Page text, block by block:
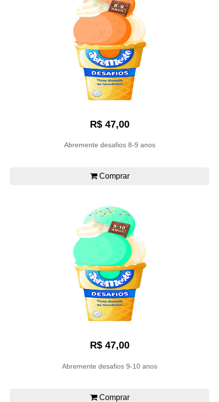
R$ 47,00
Abremente desafios 8-9 anos
Comprar
R$ 47,00
Abremente desafios 9-10 anos
Comprar